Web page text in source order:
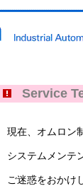
Service
現在、オムロン
システムメンテ
ご迷惑をおかけ